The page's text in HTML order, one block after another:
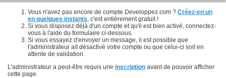
Vous n'avez pas encore de compte Developpez.com ? Créez-en un
en quelques instants , c'est entièrement gratuit !
Si vous disposez déjà d'un compte et qu'il est bien activé, connectez-
vous à l'aide du formulaire ci-dessous.
Si vous essayez d'envoyer un message, il est possible que
l'administrateur ait désactivé votre compte ou que celui-ci soit en
attente de validation.
L'administrateur a peut-être requis une inscription avant de pouvoir afficher
cette page.